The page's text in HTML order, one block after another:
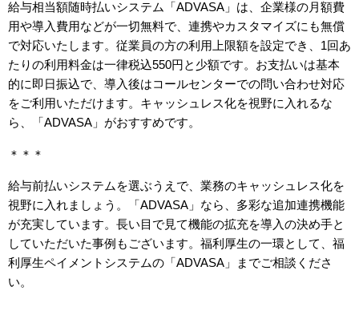
給与相当額随時払いシステム「 ADVASA 」は、企業様の月額費
用や導入費用などが一切無料で、連携やカスタマイズにも無償
で対応いたします。従業員の方の利用上限額を設定でき、 1 回あ
たりの利用料金は一律税込550円と少額です。お支払いは基本
的に即日振込で、導入後はコールセンターでの問い合わせ対応
をご利用いただけます。キャッシュレス化を視野に入れるな
ら、「 ADVASA 」がおすすめです。
＊＊＊
給与前払いシステムを選ぶうえで、業務のキャッシュレス化を
視野に入れましょう。「 ADVASA 」なら、多彩な追加連携機能
が充実しています。長い目で見て機能の拡充を導入の決め手と
していただいた事例もございます。福利厚生の一環として、福
利厚生ペイメントシステムの「 ADVASA 」までご相談くださ
い。